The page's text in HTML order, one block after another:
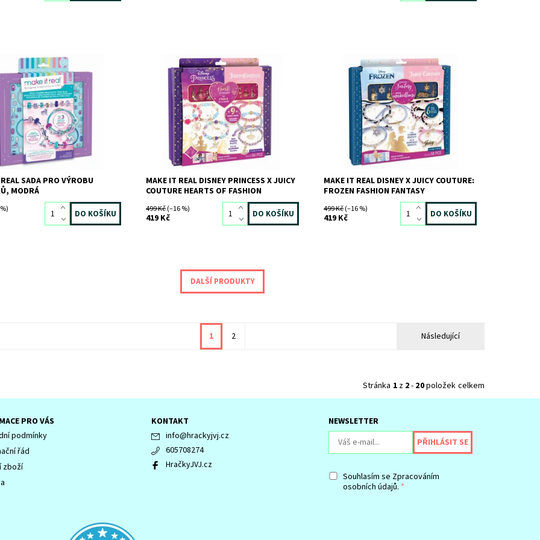
Skladem>3 ks
9169
MAKE IT REAL
SADA PRO VÝROBU
MODRÁ
Dostupnost: Skladem>3 ks
10077
MAKE IT REAL
MAKE IT REAL DISNEY PRINCESS X JUICY
COUTURE HEARTS OF FASHION
499 Kč(–16 %)
419 Kč
Dostupnost: Skladem>3 ks
10080
MAKE IT REAL
MAKE IT REAL DISNEY X JUICY COUTURE:
FROZEN FASHION FANTASY
499 Kč(–16 %)
419 Kč
DALŠÍ PRODUKTY
Následující
1 2
Stránka 1z 2- 20položek celkem
PRO VÁS
podmínky
řád
zboží
KONTAKT
info@hrackyjvj.cz
605708274
HračkyJVJ.cz
NEWSLETTER
Souhlasím se Zpracováním
osobních údajů.